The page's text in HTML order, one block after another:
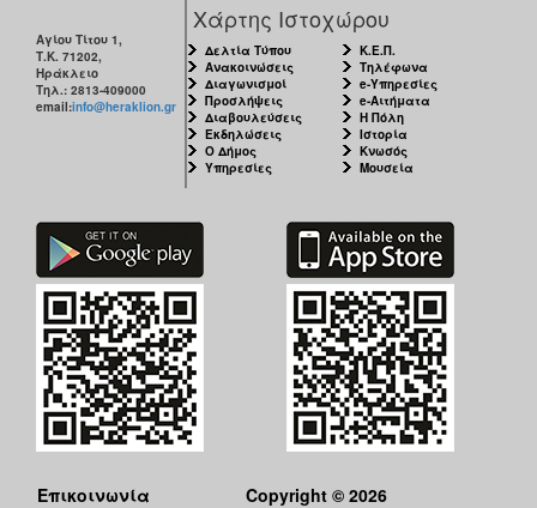
Αγίου Τίτου 1,
Τ.Κ. 71202,
Ηράκλειο
Τηλ.: 2813-409000
email:info@heraklion.gr
Χάρτης Ιστοχώρου
Δελτία Τύπου
Ανακοινώσεις
Διαγωνισμοί
Προσλήψεις
Διαβουλεύσεις
Εκδηλώσεις
Ο Δήμος
Υπηρεσίες
Κ.Ε.Π.
Τηλέφωνα
e-Υπηρεσίες
e-Αιτήματα
Η Πόλη
Ιστορία
Κνωσός
Μουσεία
Επικοινωνία
Copyright © 2026